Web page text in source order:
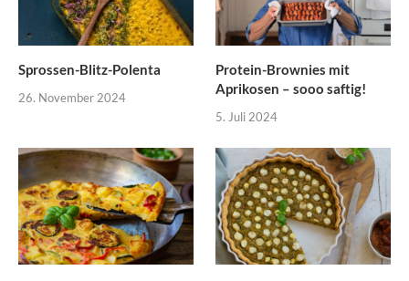
Sprossen-Blitz-Polenta
26. November 2024
Protein-Brownies mit
Aprikosen – sooo saftig!
5. Juli 2024